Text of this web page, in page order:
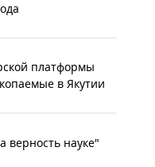
платформы
в Якутии
верность науке"